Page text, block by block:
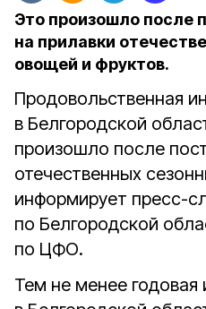
Это произошло после
на прилавки
овощей и фруктов.
Продовольственная
в Белгородской
произошло после
отечественных
информирует пресс-
по Белгородской
по ЦФО.
Тем не менее годовая